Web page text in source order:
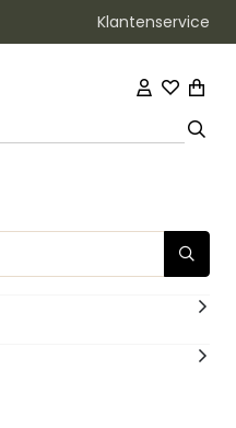
Klantenservice